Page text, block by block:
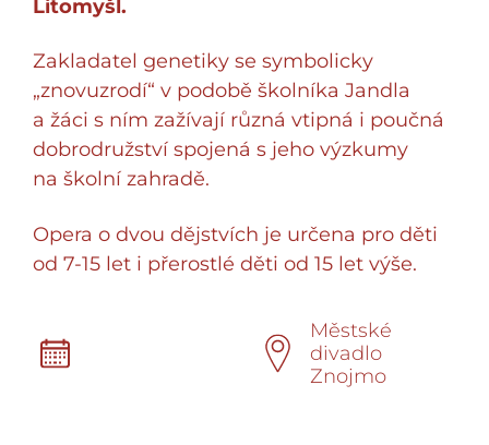
Litomyšl.
Zakladatel genetiky se symbolicky
„znovuzrodí“ v podobě školníka Jandla
a žáci s ním zažívají různá vtipná i poučná
dobrodružství spojená s jeho výzkumy
na školní zahradě.
Opera o dvou dějstvích je určena pro děti
od 7-15 let i přerostlé děti od 15 let výše.
Městské
divadlo
Znojmo